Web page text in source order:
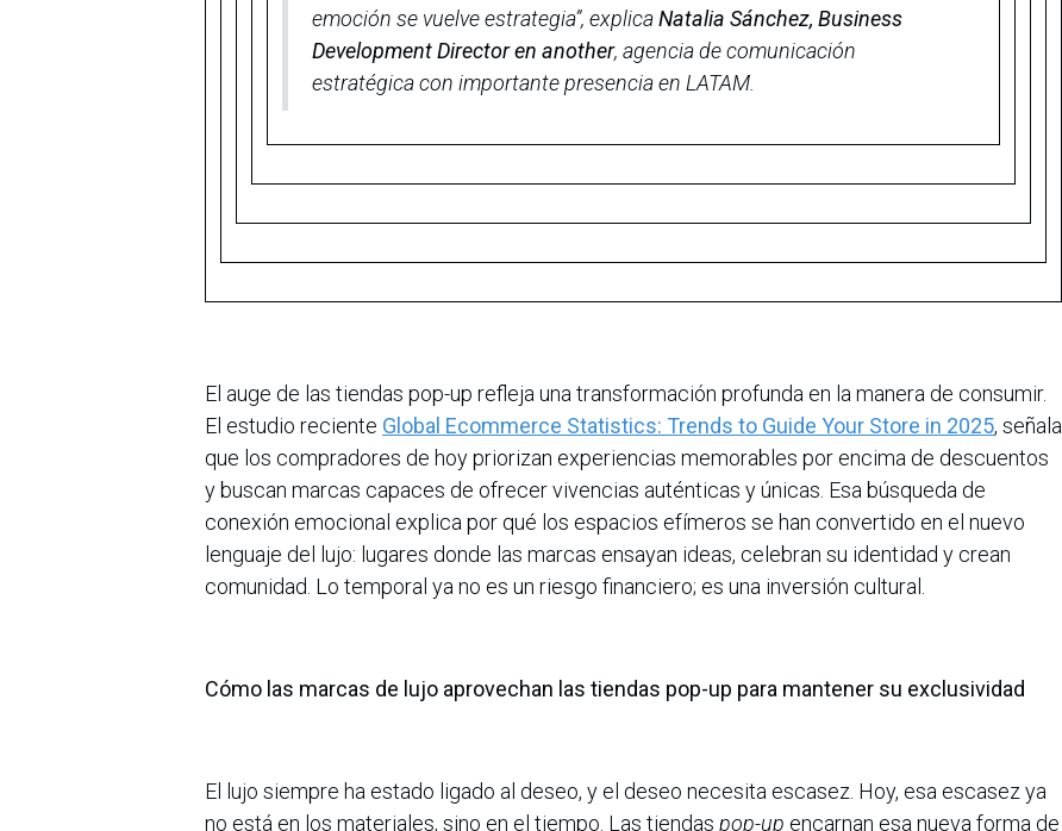
emoción se vuelve estrategia”, explicaNatalia Sánchez, Business
Development Director en another, agencia de comunicación
estratégica con importante presencia en LATAM. ​
El auge de las tiendas pop-up refleja una transformación profunda en la manera de consumir.
El estudio reciente Global Ecommerce Statistics: Trends to Guide Your Store in 2025, señala
que los compradores de hoy priorizan experiencias memorables por encima de descuentos
y buscan marcas capaces de ofrecer vivencias auténticas y únicas. Esa búsqueda de
conexión emocional explica por qué los espacios efímeros se han convertido en el nuevo
lenguaje del lujo: lugares donde las marcas ensayan ideas, celebran su identidad y crean
comunidad. Lo temporal ya no es un riesgo financiero; es una inversión cultural.
Cómo las marcas de lujo aprovechan las tiendas pop-up para mantener su exclusividad
El lujo siempre ha estado ligado al deseo, y el deseo necesita escasez. Hoy, esa escasez ya
no está en los materiales, sino en el tiempo. Las tiendas pop-up encarnan esa nueva forma de